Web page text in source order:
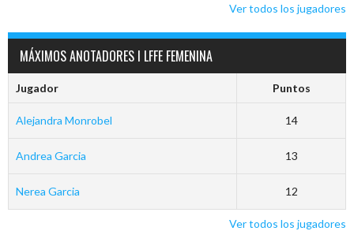
Ver todos los jugadores
MÁXIMOS ANOTADORES I LFFE FEMENINA
Jugador Puntos
Alejandra Monrobel 14
Andrea Garcia 13
Nerea Garcia 12
Ver todos los jugadores